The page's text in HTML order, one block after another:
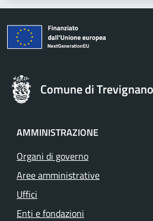
Comune di
AMMINISTRAZIONE
Organi di governo
Aree amministrative
Uffici
Enti e fondazioni